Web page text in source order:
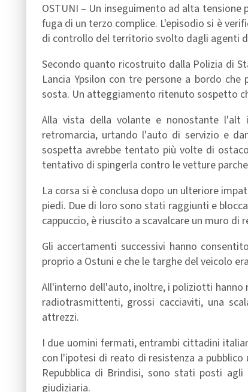
OSTUNI – Un inseguimento ad alta
fuga di un terzo complice. L'episodio si è
di controllo del territorio svolto dagli agenti
Secondo quanto ricostruito dalla Polizia di
Lancia Ypsilon con tre persone a bordo
sosta. Un atteggiamento ritenuto sospetto
Alla vista della volante e nonostante l'alt
retromarcia, urtando l'auto di servizio e
sospetta avrebbe tentato più volte di
tentativo di spingerla contro le vetture
La corsa si è conclusa dopo un ulteriore
piedi. Due di loro sono stati raggiunti e
cappuccio, è riuscito a scavalcare un muro di
Gli accertamenti successivi hanno
proprio a Ostuni e che le targhe del veicolo
All'interno dell'auto, inoltre, i poliziotti
radiotrasmittenti, grossi cacciaviti, una
attrezzi.
I due uomini fermati, entrambi cittadini
con l'ipotesi di reato di resistenza a
Repubblica di Brindisi, sono stati posti
giudiziaria.